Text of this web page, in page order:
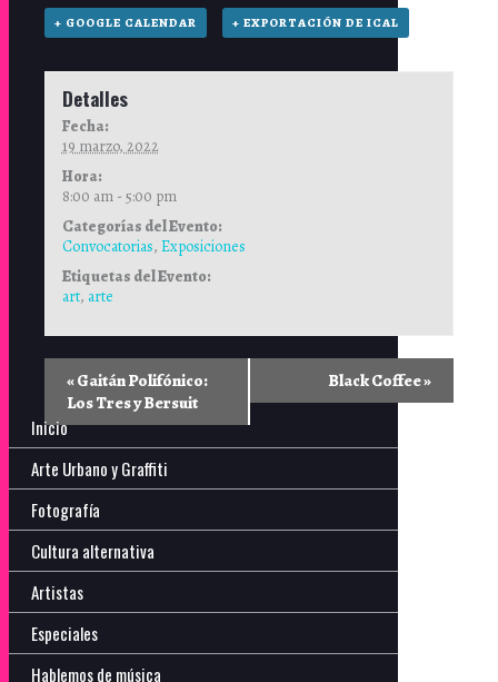
+ GOOGLE CALENDAR + EXPORTACIÓN DE ICAL
Detalles
Fecha:
19 marzo, 2022
Hora:
8:00 am - 5:00 pm
Categorías del Evento:
Convocatorias, Exposiciones
Etiquetas del Evento:
art, arte
«Gaitán Polifónico:
Los Tres y Bersuit
Black Coffee»
Inicio
Arte Urbano y Graffiti
Fotografía
Cultura alternativa
Artistas
Especiales
Hablemos de música